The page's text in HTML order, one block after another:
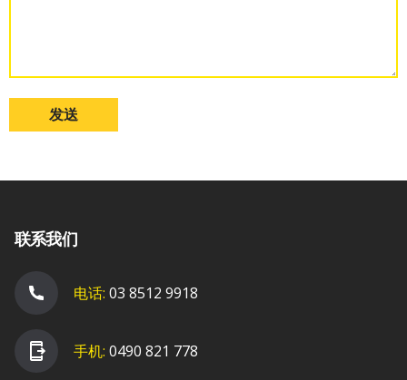
联系我们
电话: 03 8512 9918
手机: 0490 821 778
发送